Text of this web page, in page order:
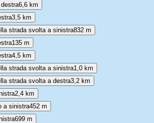
6,6 km
3,5 km
strada svolta a sinistra832 m
135 m
4,5 km
strada svolta a sinistra1,0 km
strada svolta a destra3,2 km
2,4 km
a sinistra452 m
699 m